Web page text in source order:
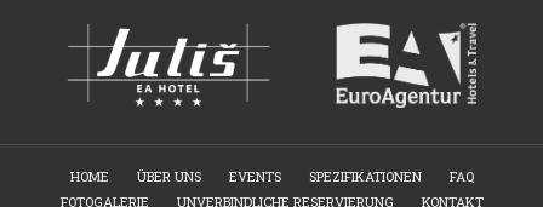
HOME ÜBER UNS EVENTS SPEZIFIKATIONEN
FAQ
FOTOGALERIE
UNVERBINDLICHE RESERVIERUNG KONTAKT